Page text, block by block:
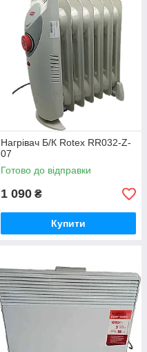
Нагрівач Б/К Rotex RR032-Z-
07
Готово до відправки
1 090 ₴
Купити